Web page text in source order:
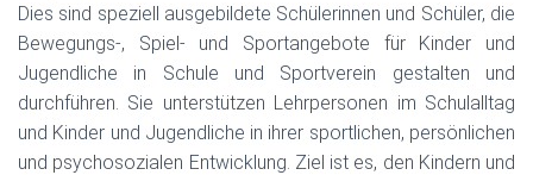
Dies sind speziell ausgebildete Schülerinnen und Schüler, die
Bewegungs-, Spiel- und Sportangebote für Kinder und
Jugendliche in Schule und Sportverein gestalten und
durchführen. Sie unterstützen Lehrpersonen im Schulalltag
und Kinder und Jugendliche in ihrer sportlichen, persönlichen
und psychosozialen Entwicklung. Ziel ist es, den Kindern und